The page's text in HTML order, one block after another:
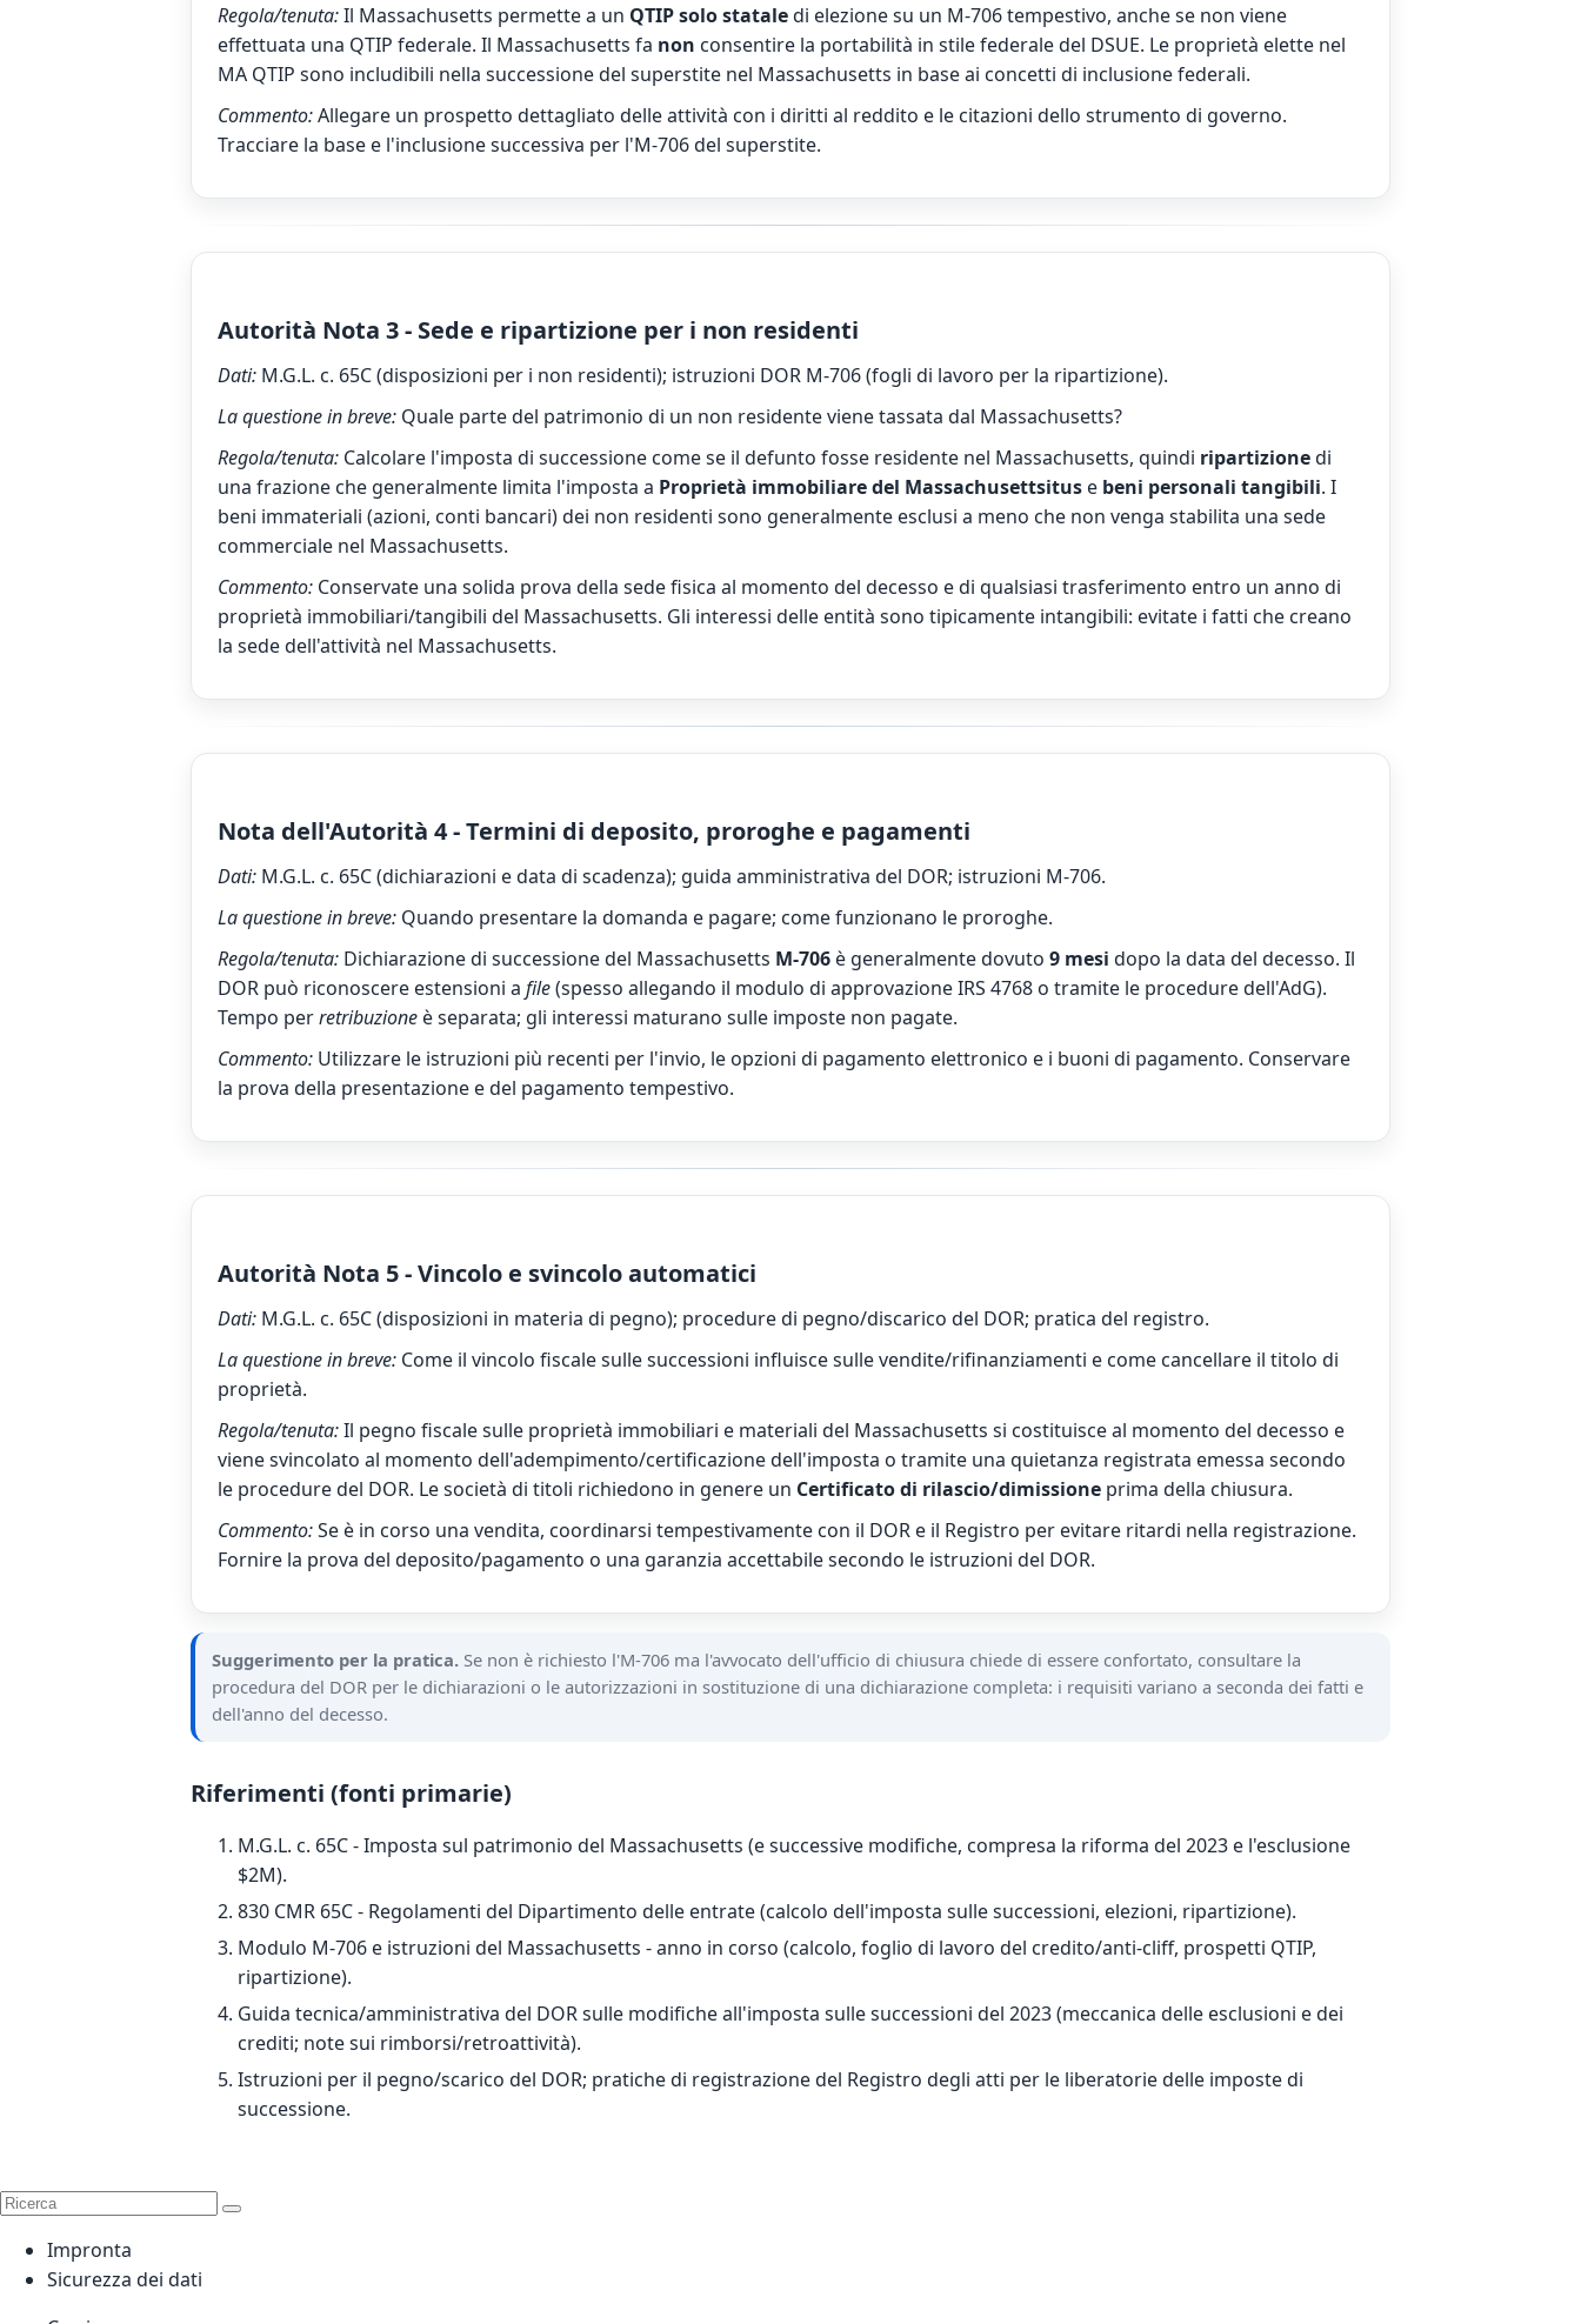
Regola/tenuta:Il Massachusetts permette a un QTIP solo stataledi elezione su un M-706 tempestivo, anche se non viene
effettuata una QTIP federale. Il Massachusetts fa non consentire la portabilità in stile federale del DSUE. Le proprietà elette nel
MA QTIP sono includibili nella successione del superstite nel Massachusetts in base ai concetti di inclusione federali.
Commento:Allegare un prospetto dettagliato delle attività con i diritti al reddito e le citazioni dello strumento di governo.
Tracciare la base e l'inclusione successiva per l'M-706 del superstite.
Autorità Nota 3 - Sede e ripartizione per i non residenti
Dati: M.G.L. c. 65C (disposizioni per i non residenti); istruzioni DOR M-706 (fogli di lavoro per la ripartizione).
La questione in breve: Quale parte del patrimonio di un non residente viene tassata dal Massachusetts?
Regola/tenuta: Calcolare l'imposta di successione come se il defunto fosse residente nel Massachusetts, quindi ripartizionedi
una frazione che generalmente limita l'imposta a Proprietà immobiliare del Massachusettsitus e beni personali tangibili. I
beni immateriali (azioni, conti bancari) dei non residenti sono generalmente esclusi a meno che non venga stabilita una sede
commerciale nel Massachusetts.
Commento: Conservate una solida prova della sede fisica al momento del decesso e di qualsiasi trasferimento entro un anno di
proprietà immobiliari/tangibili del Massachusetts. Gli interessi delle entità sono tipicamente intangibili: evitate i fatti che creano
la sede dell'attività nel Massachusetts.
Nota dell'Autorità 4 - Termini di deposito, proroghe e pagamenti
Dati: M.G.L. c. 65C (dichiarazioni e data di scadenza); guida amministrativa del DOR; istruzioni M-706.
La questione in breve: Quando presentare la domanda e pagare; come funzionano le proroghe.
Regola/tenuta: Dichiarazione di successione del Massachusetts M-706 è generalmente dovuto 9 mesi dopo la data del decesso. Il
DOR può riconoscere estensioni a file(spesso allegando il modulo di approvazione IRS 4768 o tramite le procedure dell'AdG).
Tempo perretribuzione è separata; gli interessi maturano sulle imposte non pagate.
Commento: Utilizzare le istruzioni più recenti per l'invio, le opzioni di pagamento elettronico e i buoni di pagamento. Conservare
la prova della presentazione e del pagamento tempestivo.
Autorità Nota 5 - Vincolo e svincolo automatici
Dati: M.G.L. c. 65C (disposizioni in materia di pegno); procedure di pegno/discarico del DOR; pratica del registro.
La questione in breve: Come il vincolo fiscale sulle successioni influisce sulle vendite/rifinanziamenti e come cancellare il titolo di
proprietà.
Regola/tenuta:Il pegno fiscale sulle proprietà immobiliari e materiali del Massachusetts si costituisce al momento del decesso e
viene svincolato al momento dell'adempimento/certificazione dell'imposta o tramite una quietanza registrata emessa secondo
le procedure del DOR. Le società di titoli richiedono in genere un Certificato di rilascio/dimissione prima della chiusura.
Commento:Se è in corso una vendita, coordinarsi tempestivamente con il DOR e il Registro per evitare ritardi nella registrazione.
Fornire la prova del deposito/pagamento o una garanzia accettabile secondo le istruzioni del DOR.
Suggerimento per la pratica. Se non è richiesto l'M-706 ma l'avvocato dell'ufficio di chiusura chiede di essere confortato, consultare la
procedura del DOR per le dichiarazioni o le autorizzazioni in sostituzione di una dichiarazione completa: i requisiti variano a seconda dei fatti e
dell'anno del decesso.
Riferimenti (fonti primarie)
M.G.L. c. 65C - Imposta sul patrimonio del Massachusetts (e successive modifiche, compresa la riforma del 2023 e l'esclusione
$2M).
830 CMR 65C - Regolamenti del Dipartimento delle entrate (calcolo dell'imposta sulle successioni, elezioni, ripartizione).
Modulo M-706 e istruzioni del Massachusetts - anno in corso (calcolo, foglio di lavoro del credito/anti-cliff, prospetti QTIP,
ripartizione).
Guida tecnica/amministrativa del DOR sulle modifiche all'imposta sulle successioni del 2023 (meccanica delle esclusioni e dei
crediti; note sui rimborsi/retroattività).
Istruzioni per il pegno/scarico del DOR; pratiche di registrazione del Registro degli atti per le liberatorie delle imposte di
successione.
Impronta
Sicurezza dei dati